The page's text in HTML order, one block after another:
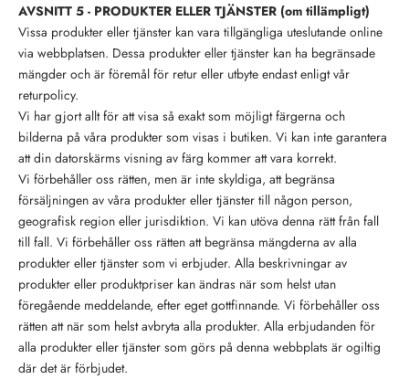
AVSNITT 5 - PRODUKTER ELLER TJÄNSTER (om tillämpligt)
Vissa produkter eller tjänster kan vara tillgängliga uteslutande online
via webbplatsen. Dessa produkter eller tjänster kan ha begränsade
mängder och är föremål för retur eller utbyte endast enligt vår
returpolicy.
Vi har gjort allt för att visa så exakt som möjligt färgerna och
bilderna på våra produkter som visas i butiken. Vi kan inte garantera
att din datorskärms visning av färg kommer att vara korrekt.
Vi förbehåller oss rätten, men är inte skyldiga, att begränsa
försäljningen av våra produkter eller tjänster till någon person,
geografisk region eller jurisdiktion. Vi kan utöva denna rätt från fall
till fall. Vi förbehåller oss rätten att begränsa mängderna av alla
produkter eller tjänster som vi erbjuder. Alla beskrivningar av
produkter eller produktpriser kan ändras när som helst utan
föregående meddelande, efter eget gottfinnande. Vi förbehåller oss
rätten att när som helst avbryta alla produkter. Alla erbjudanden för
alla produkter eller tjänster som görs på denna webbplats är ogiltig
där det är förbjudet.